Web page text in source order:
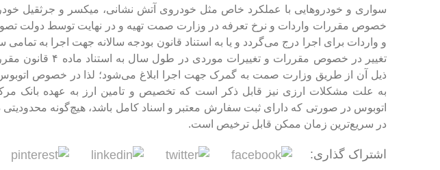
سواری و خودرو‌هایی با عملکرد خاص مثل خودروی آتش نشانی، میکسر و جرثقیل
خصوص مقررات واردات و نرخ تعرفه در وزارت صمت تهیه و در نهایت توسط دولت
و واردات برای اجرا درج می‌گردد و یا به استناد قانون بودجه سالانه جهت اجرا به
تغییر در خصوص مقررات و
ذیل آن از طریق وزارت صمت به گمرک جهت اجرا ابلاغ می‌شود؛ لذا در خصوص
به علت مشکلات ارزی نیز قابل ذکر است که تخصیص و تامین ارز به عهده بانک
اتوبوس در صورتی که دارای ثبت سفارش معتبر و اسناد کامل باشد، هیچ‌گونه
در سریع‌ترین زمان ممکن قابل ترخیص است.
اشتراک گذاری: